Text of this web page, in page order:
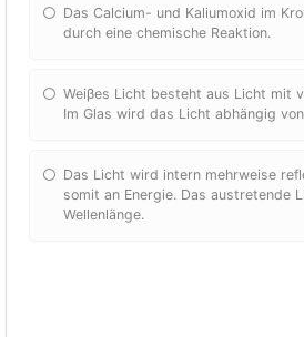
Das Calcium- und Kaliumoxid im
durch eine chemische Reaktion.
Weiβes Licht besteht aus Licht mit
Im Glas wird das Licht abhängig
Das Licht wird intern mehrweise
somit an Energie. Das austretende
Wellenlänge.